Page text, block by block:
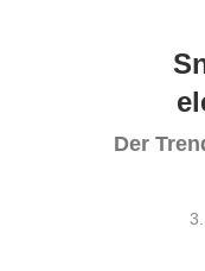
Der